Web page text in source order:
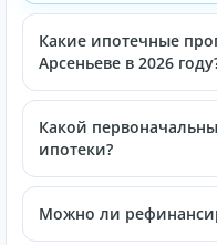
Какие ипотечные
Арсеньеве в 2026
Какой
ипотеки?
Можно ли